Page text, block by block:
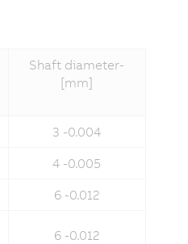
Shaft diameter­
[mm]
3 -0.004
4 -0.005
6 -0.012
6 -0.012